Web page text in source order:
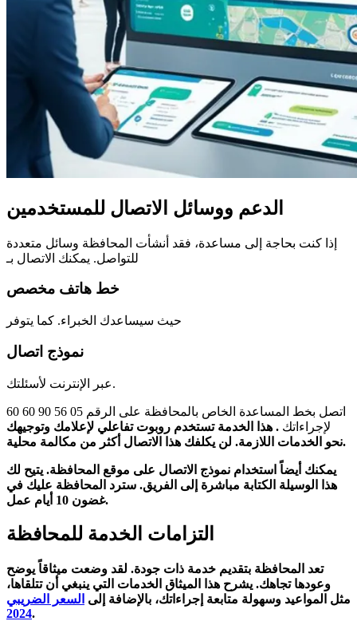
الدعم ووسائل الاتصال للمستخدمين
إذا كنت بحاجة إلى مساعدة، فقد أنشأت المحافظة وسائل متعددة
للتواصل. يمكنك الاتصال بـ
خط هاتف مخصص
حيث سيساعدك الخبراء. كما يتوفر
نموذج اتصال
عبر الإنترنت لأسئلتك.
اتصل بخط المساعدة الخاص بالمحافظة على الرقم 05 56 90 60 60
لإجراءاتك . هذا الخدمة تستخدم روبوت تفاعلي لإعلامك وتوجيهك
نحو الخدمات اللازمة. لن يكلفك هذا الاتصال أكثر من مكالمة محلية.
يمكنك أيضاً استخدام نموذج الاتصال على موقع المحافظة. يتيح لك
هذا الوسيلة الكتابة مباشرة إلى الفريق. سترد المحافظة عليك في
غضون 10 أيام عمل.
التزامات الخدمة للمحافظة
تعد المحافظة بتقديم خدمة ذات جودة. لقد وضعت ميثاقاً يوضح
وعودها تجاهك. يشرح هذا الميثاق الخدمات التي ينبغي أن تتلقاها،
مثل المواعيد وسهولة متابعة إجراءاتك، بالإضافة إلى السعر الضريبي
2024.